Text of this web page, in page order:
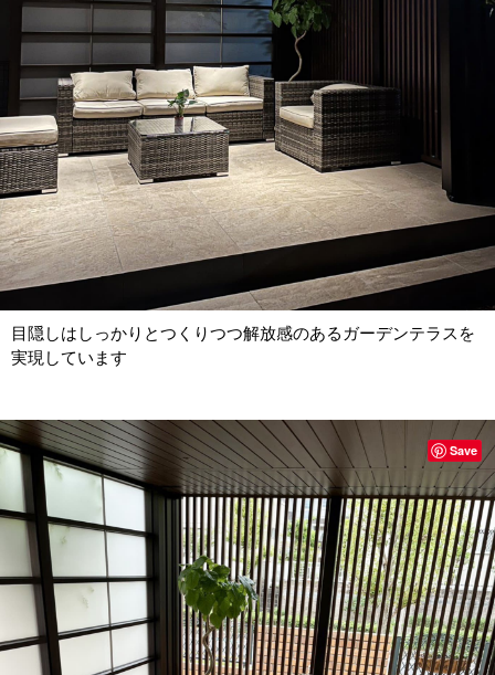
目隠しはしっかりとつくりつつ解放感のあるガーデンテラスを
実現しています
Save